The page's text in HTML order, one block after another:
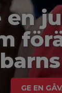
en
GE EN